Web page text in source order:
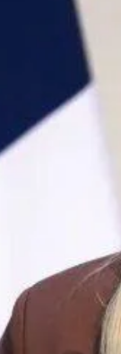
militarisation de
par Bloomberg et
spatiales
déployer de
satellites russes et
Meadowlands et
viendront compléter
Communications